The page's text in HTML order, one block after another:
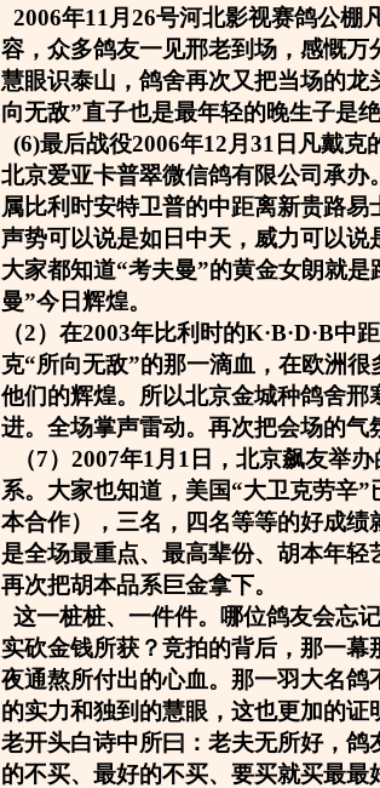
2006年11月26号河北影视赛鸽公棚
容，众多鸽友一见邢老到场，感慨万
慧眼识泰山，鸽舍再次又把当场的
向无敌”直子也是最年轻的晚生子是绝
(6)最后战役2006年12月31日凡戴
北京爱亚卡普翠微信鸽有限公司承
属比利时安特卫普的中距离新贵路易
声势可以说是如日中天，威力可以说
大家都知道“考夫曼”的黄金女朗就
曼”今日辉煌。
（2）在2003年比利时的K·B·D·B
克“所向无敌”的那一滴血，在欧洲
他们的辉煌。所以北京金城种鸽舍邢
进。全场掌声雷动。再次把会场的气
（7）2007年1月1日，北京飙友举
系。大家也知道，美国“大卫克劳辛
本合作），三名，四名等等的好成
是全场最重点、最高辈份、胡本年
再次把胡本品系巨金拿下。
这一桩桩、一件件。哪位鸽友会忘
实砍金钱所获？竞拍的背后，那一
夜通熬所付出的心血。那一羽大名
的实力和独到的慧眼，这也更加的
老开头白诗中所曰：老夫无所好，
的不买、最好的不买、要买就买最